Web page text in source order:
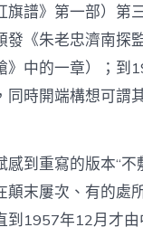
旗譜》第一部）第
發《朱老忠濟南探
》中的一章）；到
同時開端構想可謂
感到重寫的版本“不
顛末屢次、有的處
到1957年12月才